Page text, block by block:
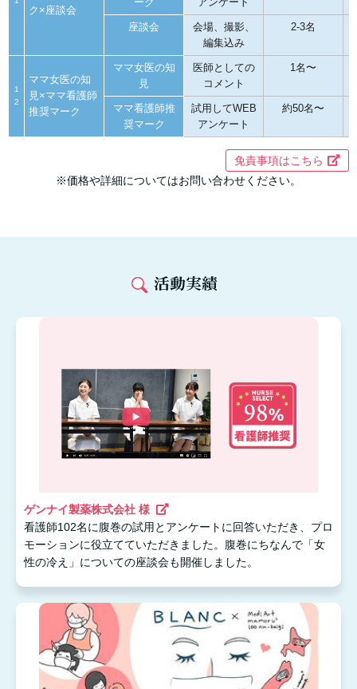
ク×座談会
座談会
会場、撮影、
編集込み
2-3名
1
2
ママ女医の知
見×ママ看護師
推奨マーク
ママ女医の知
見
医師としての
コメント
1名〜
ママ看護師推
奨マーク
試用してWEB
アンケート
約50名〜
免責事項はこちら
※価格や詳細についてはお問い合わせください。
活動実績
ゲンナイ製薬株式会社 様
看護師102名に腹巻の試用とアンケートに回答いただき、プロ
モーションに役立てていただきました。腹巻にちなんで「女
性の冷え」についての座談会も開催しました。